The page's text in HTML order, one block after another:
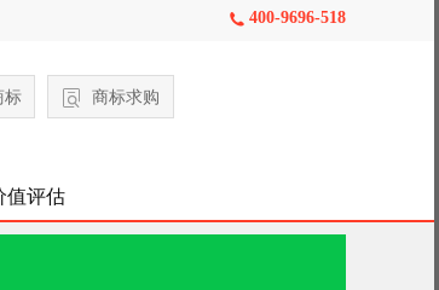
 400-9696-518
标 商标求购
值评估